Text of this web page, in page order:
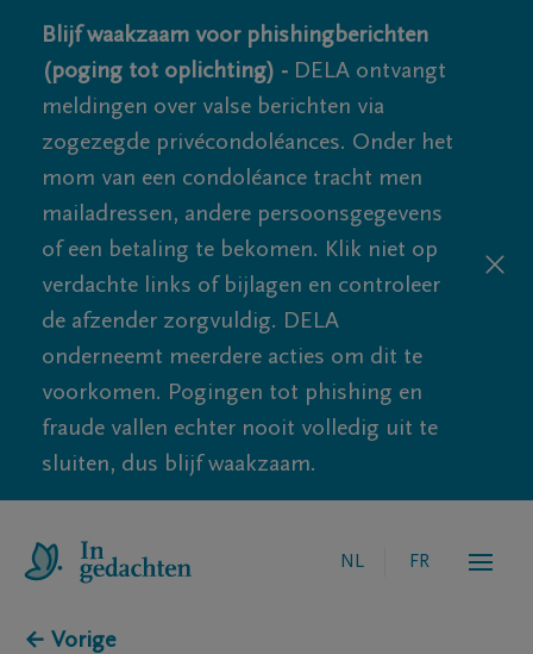
Blijf waakzaam voor phishingberichten
(poging tot oplichting) - DELA ontvangt
meldingen over valse berichten via
zogezegde privécondoléances. Onder het
mom van een condoléance tracht men
mailadressen, andere persoonsgegevens
of een betaling te bekomen. Klik niet op
verdachte links of bijlagen en controleer
de afzender zorgvuldig. DELA
onderneemt meerdere acties om dit te
voorkomen. Pogingen tot phishing en
fraude vallen echter nooit volledig uit te
sluiten, dus blijf waakzaam.
NL FR
← Vorige